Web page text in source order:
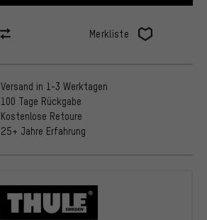
Merkliste
Versand in 1-3 Werktagen
100 Tage Rückgabe
Kostenlose Retoure
25+ Jahre Erfahrung